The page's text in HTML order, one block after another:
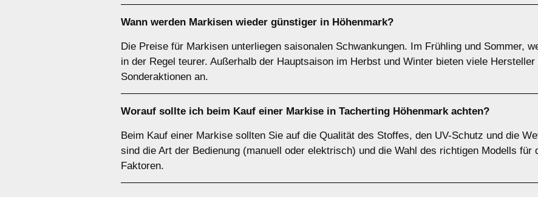
Wann werden Markisen wieder günstiger in Höhenmark?
Die Preise für Markisen unterliegen saisonalen Schwankungen. Im Frühling und Sommer,
in der Regel teurer. Außerhalb der Hauptsaison im Herbst und Winter bieten viele
Sonderaktionen an.
Worauf sollte ich beim Kauf einer Markise in Tacherting Höhenmark achten?
Beim Kauf einer Markise sollten Sie auf die Qualität des Stoffes, den UV-Schutz und die
sind die Art der Bedienung (manuell oder elektrisch) und die Wahl des richtigen Modells für
Faktoren.